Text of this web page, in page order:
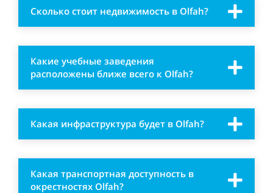
Сколько стоит недвижимость в Olfah?
Какие учебные заведения
расположены ближе всего к Olfah?
Какая инфраструктура будет в Olfah?
Какая транспортная доступность в
окрестностях Olfah?